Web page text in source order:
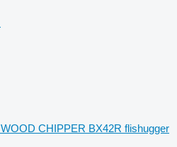
WOOD CHIPPER BX42R flishugger